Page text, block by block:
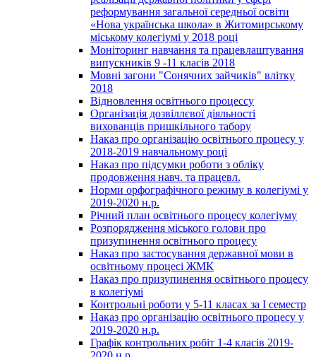
реформування загальної середньої освіти
«Нова українська школа» в Житомирському
міському колегіумі у 2018 році
Моніторинг навчання та працевлаштування
випускників 9 -11 класів 2018
Мовні загони "Сонячних зайчиків" влітку
2018
Відновлення освітнього процессу
Організація дозвіллєвої діяльності
вихованців пришкільного табору
Наказ про організацію освітнього процесу у
2018-2019 навчальному році
Наказ про підсумки роботи з обліку
продовження навч. та працевл.
Норми орфографічного режиму в колегіумі у
2019-2020 н.р.
Річний план освітнього процесу колегіуму
Розпорядження міського голови про
призупинення освітнього процесу
Наказ про застосування державної мови в
освітньому процесі ЖМК
Наказ про призупинення освітнього процесу
в колегіумі
Контрольні роботи у 5-11 класах за І семестр
Наказ про організацію освітнього процесу у
2019-2020 н.р.
Графік контрольних робіт 1-4 класів 2019-